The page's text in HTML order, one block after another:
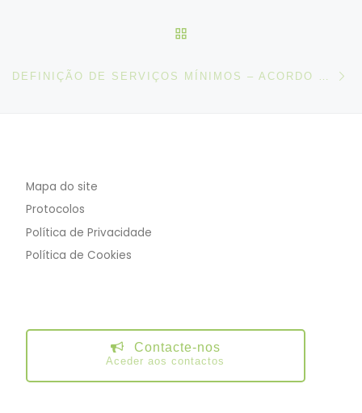
Mapa do site
Protocolos
Política de Privacidade
Política de Cookies
Contacte-nos
Aceder aos contactos